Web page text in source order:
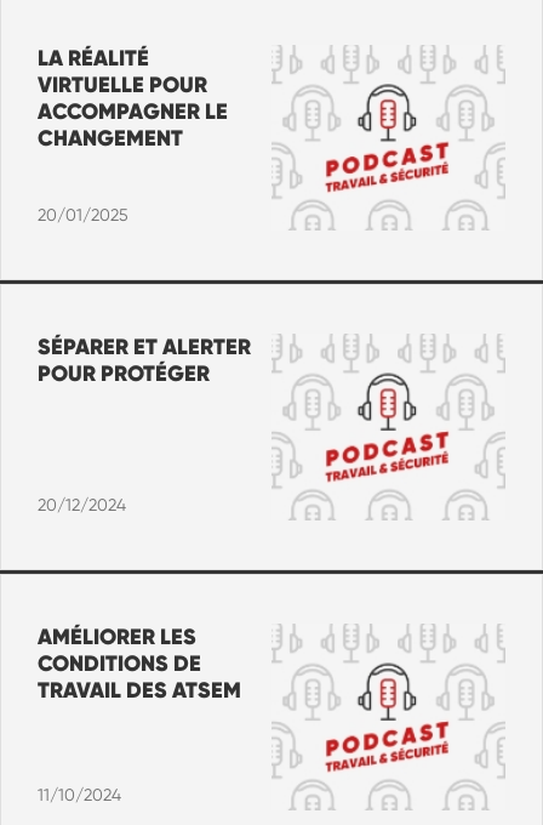
LA RÉALITÉ
VIRTUELLE POUR
ACCOMPAGNER LE
CHANGEMENT
20/01/2025
SÉPARER ET ALERTER
POUR PROTÉGER
20/12/2024
AMÉLIORER LES
CONDITIONS DE
TRAVAIL DES ATSEM
11/10/2024